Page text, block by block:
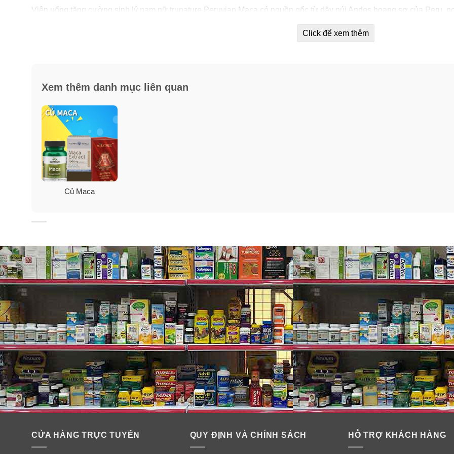
Viên uống tăng cường sinh lý nam nữ trunature Peruvian Maca có nguồn gốc từ dãy núi Andes hoang sơ của Peru,
ngũ Trunature chỉ làm việc với những người trồng trọt, người mà cùng Trunature cam kết về một thương mại công
Click để xem thêm
Xem thêm danh mục liên quan
Củ Maca
CỬA HÀNG TRỰC TUYẾN QUY ĐỊNH VÀ CHÍNH SÁCH HỖ TRỢ KHÁCH HÀNG